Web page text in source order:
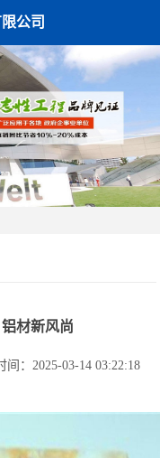
公司
材新风尚
间：2025-03-14 03:22:18